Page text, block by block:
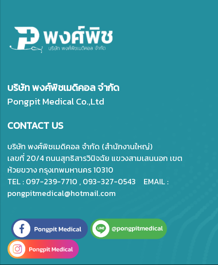
บริษัท พงศ์พิชเมดิคอล จำกัด
Pongpit Medical Co.,Ltd
CONTACT US
บริษัท พงศ์พิชเมดิคอล จำกัด (สำนักงานใหญ่)
เลขที่ 20/4 ถนนสุทธิสารวินิจฉัย แขวงสามเสนนอก เขต
ห้วยขวาง กรุงเทพมหานคร 10310
TEL : 097-239-7710 , 093-327-0543 EMAIL :
pongpitmedical@hotmail.com